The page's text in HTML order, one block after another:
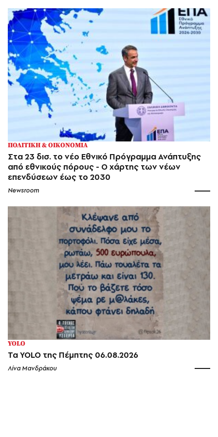
ΠΟΛΙΤΙΚΗ & ΟΙΚΟΝΟΜΙΑ
Στα 23 δισ. το νέο Εθνικό Πρόγραμμα Ανάπτυξης
από εθνικούς πόρους - Ο χάρτης των νέων
επενδύσεων έως το 2030
Newsroom
YOLO
Τα YOLO της Πέμπτης 06.08.2026
Λίνα Μανδράκου